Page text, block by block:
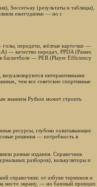
Soccerway (результаты и таблицы),
ежегодники — но с
голы, передачи, жёлтые карточки —
— качество передач, PPDA (Passes
баскетболе — PER (Player Efficiency
интерактивными
чем все советские спортивные
знанием Python может строить
ресурсы, глубоко охватывающие
решения — потребность в
разные издания. Справочник
разборов), калькуляторы и
справочник: от азбуки терминов и
место экрану, — но базовый принцип